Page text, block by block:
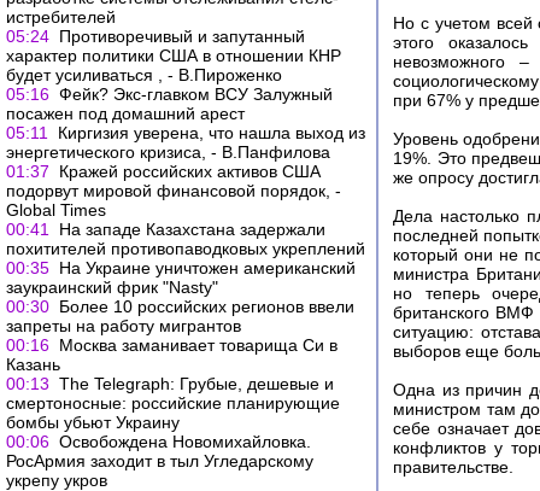
истребителей
05:24 Противоречивый и запутанный
характер политики США в отношении КНР
будет усиливаться , - В.Пироженко
05:16 Фейк? Экс-главком ВСУ Залужный
посажен под домашний арест
05:11
Киргизия уверена, что нашла выход из
энергетического кризиса, - В.Панфилова
01:37
Кражей российских активов США
подорвут мировой финансовой порядок, -
Global Times
00:41
На западе Казахстана задержали
похитителей противопаводковых укреплений
00:35 На Украине уничтожен американский
заукраинский фрик "Nasty"
00:30 Более 10 российских регионов ввели
запреты на работу мигрантов
00:16 Москва заманивает товарища Си в
Казань
00:13 The Telegraph: Грубые, дешевые и
смертоносные: российские планирующие
бомбы убьют Украину
00:06 Освобождена Новомихайловка.
РосАрмия заходит в тыл Угледарскому
укрепу укров
Но с учетом всей
этого
невозможного
при 67% у
Уровень
19%. Это
же опросу
Дела настолько
последней
который они не
министра
но теперь
британского ВМФ
ситуацию:
выборов еще
Одна из причин
министром там
себе означает
конфликтов у
правительстве.